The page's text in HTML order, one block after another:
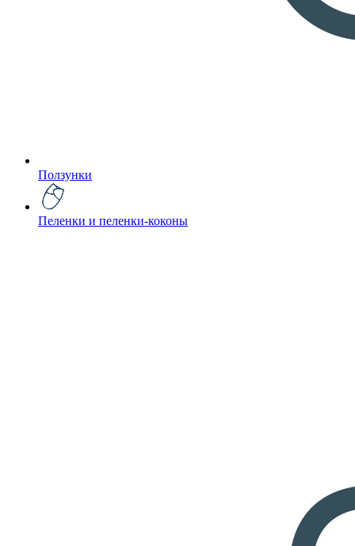
Ползунки
Пеленки и пеленки-коконы